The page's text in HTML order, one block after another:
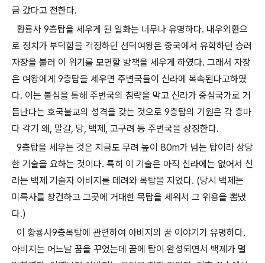
금 갔다고 전한다.
황룡사 9층탑을 세우게 된 일화는 너무나 유명하다. 내우외환으
로 정치가 부덕함을 걱정하던 선덕여왕은 중국에서 유학하던 승려
자장을 불러 이 위기를 모면할 방책을 세우게 하였다. 그래서 자장
은 여왕에게 9층탑을 세우면 주변국들이 신라에 복속된다고하였
다. 이는 불심을 통해 주변국의 침략을 막고 신라가 중심국가로 거
듭난다는 호국불교의 성격을 갖는 것으로 9층탑의 기원은 각 층마
다 각기 왜, 말갈, 당, 백제, 고구려 등 주변국을 상징한다.
9층탑을 세우는 것은 지금도 무려 높이 80m가 넘는 탑이라 상당
한 기술을 요하는 것이다. 특히 이 기술은 아직 신라에는 없어서 신
라는 백제 기술자 아비지를 데려와 목탑을 지었다. (당시 백제는
미륵사를 창건하고 그곳에 거대한 목탑을 세워서 그 위용을 뽐냈
다.)
이 황룡사9층목탑에 관련하여 아비지의 꿈 이야기가 유명하다.
아비지는 어느날 꿈을 꾸었는데 꿈에 탑이 완성되면서 백제가 멸